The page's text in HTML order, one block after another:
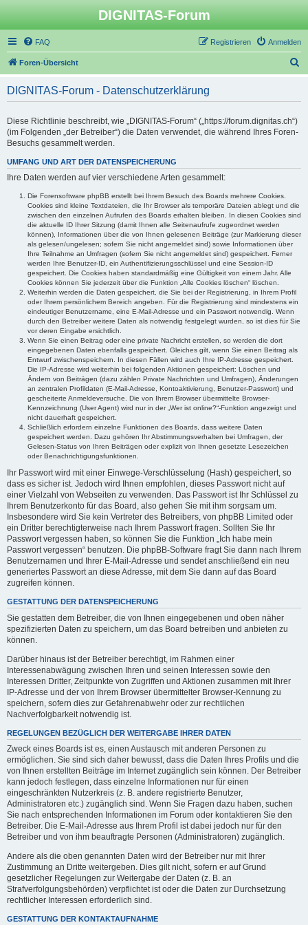
DIGNITAS-Forum
FAQ Anmelden
Registrieren
Foren-Übersicht
DIGNITAS-Forum - Datenschutzerklärung
Diese Richtlinie beschreibt, wie „DIGNITAS-Forum“ („https://forum.dignitas.ch“)
(im Folgenden „der Betreiber“) die Daten verwendet, die während Ihres Foren-
Besuchs gesammelt werden.
UMFANG UND ART DER DATENSPEICHERUNG
Ihre Daten werden auf vier verschiedene Arten gesammelt:
Die Forensoftware phpBB erstellt bei Ihrem Besuch des Boards mehrere Cookies.
Cookies sind kleine Textdateien, die Ihr Browser als temporäre Dateien ablegt und die
zwischen den einzelnen Aufrufen des Boards erhalten bleiben. In diesen Cookies sind
die aktuelle ID Ihrer Sitzung (damit Ihnen alle Seitenaufrufe zugeordnet werden
können), Informationen über die von Ihnen gelesenen Beiträge (zur Markierung dieser
als gelesen/ungelesen; sofern Sie nicht angemeldet sind) sowie Informationen über
Ihre Teilnahme an Umfragen (sofern Sie nicht angemeldet sind) gespeichert. Ferner
werden Ihre Benutzer-ID, ein Authentifizierungsschlüssel und eine Session-ID
gespeichert. Die Cookies haben standardmäßig eine Gültigkeit von einem Jahr. Alle
Cookies können Sie jederzeit über die Funktion „Alle Cookies löschen“ löschen.
Weiterhin werden die Daten gespeichert, die Sie bei der Registrierung, in Ihrem Profil
oder Ihrem persönlichem Bereich angeben. Für die Registrierung sind mindestens ein
eindeutiger Benutzername, eine E-Mail-Adresse und ein Passwort notwendig. Wenn
durch den Betreiber weitere Daten als notwendig festgelegt wurden, so ist dies für Sie
vor deren Eingabe ersichtlich.
Wenn Sie einen Beitrag oder eine private Nachricht erstellen, so werden die dort
eingegebenen Daten ebenfalls gespeichert. Gleiches gilt, wenn Sie einen Beitrag als
Entwurf zwischenspeichern. In diesen Fällen wird auch Ihre IP-Adresse gespeichert.
Die IP-Adresse wird weiterhin bei folgenden Aktionen gespeichert: Löschen und
Ändern von Beiträgen (dazu zählen Private Nachrichten und Umfragen), Änderungen
an zentralen Profildaten (E-Mail-Adresse, Kontoaktivierung, Benutzer-Passwort) und
gescheiterte Anmeldeversuche. Die von Ihrem Browser übermittelte Browser-
Kennzeichnung (User Agent) wird nur in der „Wer ist online?“-Funktion angezeigt und
nicht dauerhaft gespeichert.
Schließlich erfordern einzelne Funktionen des Boards, dass weitere Daten
gespeichert werden. Dazu gehören Ihr Abstimmungsverhalten bei Umfragen, der
Gelesen-Status von Ihren Beiträgen oder explizit von Ihnen gesetzte Lesezeichen
oder Benachrichtigungsfunktionen.
Ihr Passwort wird mit einer Einwege-Verschlüsselung (Hash) gespeichert, so
dass es sicher ist. Jedoch wird Ihnen empfohlen, dieses Passwort nicht auf
einer Vielzahl von Webseiten zu verwenden. Das Passwort ist Ihr Schlüssel zu
Ihrem Benutzerkonto für das Board, also gehen Sie mit ihm sorgsam um.
Insbesondere wird Sie kein Vertreter des Betreibers, von phpBB Limited oder
ein Dritter berechtigterweise nach Ihrem Passwort fragen. Sollten Sie Ihr
Passwort vergessen haben, so können Sie die Funktion „Ich habe mein
Passwort vergessen“ benutzen. Die phpBB-Software fragt Sie dann nach Ihrem
Benutzernamen und Ihrer E-Mail-Adresse und sendet anschließend ein neu
generiertes Passwort an diese Adresse, mit dem Sie dann auf das Board
zugreifen können.
GESTATTUNG DER DATENSPEICHERUNG
Sie gestatten dem Betreiber, die von Ihnen eingegebenen und oben näher
spezifizierten Daten zu speichern, um das Board betreiben und anbieten zu
können.
Darüber hinaus ist der Betreiber berechtigt, im Rahmen einer
Interessenabwägung zwischen Ihren und seinen Interessen sowie den
Interessen Dritter, Zeitpunkte von Zugriffen und Aktionen zusammen mit Ihrer
IP-Adresse und der von Ihrem Browser übermittelter Browser-Kennung zu
speichern, sofern dies zur Gefahrenabwehr oder zur rechtlichen
Nachverfolgbarkeit notwendig ist.
REGELUNGEN BEZÜGLICH DER WEITERGABE IHRER DATEN
Zweck eines Boards ist es, einen Austausch mit anderen Personen zu
ermöglichen. Sie sind sich daher bewusst, dass die Daten Ihres Profils und die
von Ihnen erstellten Beiträge im Internet zugänglich sein können. Der Betreiber
kann jedoch festlegen, dass einzelne Informationen nur für einen
eingeschränkten Nutzerkreis (z. B. andere registrierte Benutzer,
Administratoren etc.) zugänglich sind. Wenn Sie Fragen dazu haben, suchen
Sie nach entsprechenden Informationen im Forum oder kontaktieren Sie den
Betreiber. Die E-Mail-Adresse aus Ihrem Profil ist dabei jedoch nur für den
Betreiber und von ihm beauftragte Personen (Administratoren) zugänglich.
Andere als die oben genannten Daten wird der Betreiber nur mit Ihrer
Zustimmung an Dritte weitergeben. Dies gilt nicht, sofern er auf Grund
gesetzlicher Regelungen zur Weitergabe der Daten (z. B. an
Strafverfolgungsbehörden) verpflichtet ist oder die Daten zur Durchsetzung
rechtlicher Interessen erforderlich sind.
GESTATTUNG DER KONTAKTAUFNAHME